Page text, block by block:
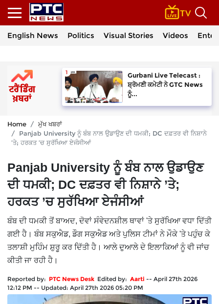
English News Politics Visual Stories Videos
Gurbani Live Telecast :
ਸ਼੍ਰੋਮਣੀ ਕਮੇਟੀ ਨੇ GTC News
ਨੂੰ...
Home
ਮੁੱਖ ਖਬਰਾਂ
Panjab University ਨੂੰ ਬੰਬ ਨਾਲ ਉਡਾਉਣ ਦੀ ਧਮਕੀ; DC ਦਫ਼ਤਰ ਵੀ ਨਿਸ਼ਾਨੇ
’ਤੇ; ਹਰਕਤ ’ਚ ਸੁਰੱਖਿਆ ਏਜੰਸੀਆਂ
Panjab University ਨੂੰ ਬੰਬ ਨਾਲ ਉਡਾਉਣ
ਦੀ ਧਮਕੀ; DC ਦਫ਼ਤਰ ਵੀ ਨਿਸ਼ਾਨੇ ’ਤੇ;
ਹਰਕਤ ’ਚ ਸੁਰੱਖਿਆ ਏਜੰਸੀਆਂ
ਬੰਬ ਦੀ ਧਮਕੀ ਤੋਂ ਬਾਅਦ, ਦੋਵਾਂ ਸੰਵੇਦਨਸ਼ੀਲ ਥਾਵਾਂ 'ਤੇ ਸੁਰੱਖਿਆ ਵਧਾ ਦਿੱਤੀ
ਗਈ ਹੈ। ਬੰਬ ਸਕੁਐਡ, ਡੌਗ ਸਕੁਐਡ ਅਤੇ ਪੁਲਿਸ ਟੀਮਾਂ ਨੇ ਮੌਕੇ 'ਤੇ ਪਹੁੰਚ ਕੇ
ਤਲਾਸ਼ੀ ਮੁਹਿੰਮ ਸ਼ੁਰੂ ਕਰ ਦਿੱਤੀ ਹੈ। ਆਲੇ ਦੁਆਲੇ ਦੇ ਇਲਾਕਿਆਂ ਨੂੰ ਵੀ ਜਾਂਚ
ਕੀਤੀ ਜਾ ਰਹੀ ਹੈ।
Reported by: PTC News Desk Edited by: Aarti -- April 27th 2026
12:12 PM -- Updated: April 27th 2026 05:20 PM